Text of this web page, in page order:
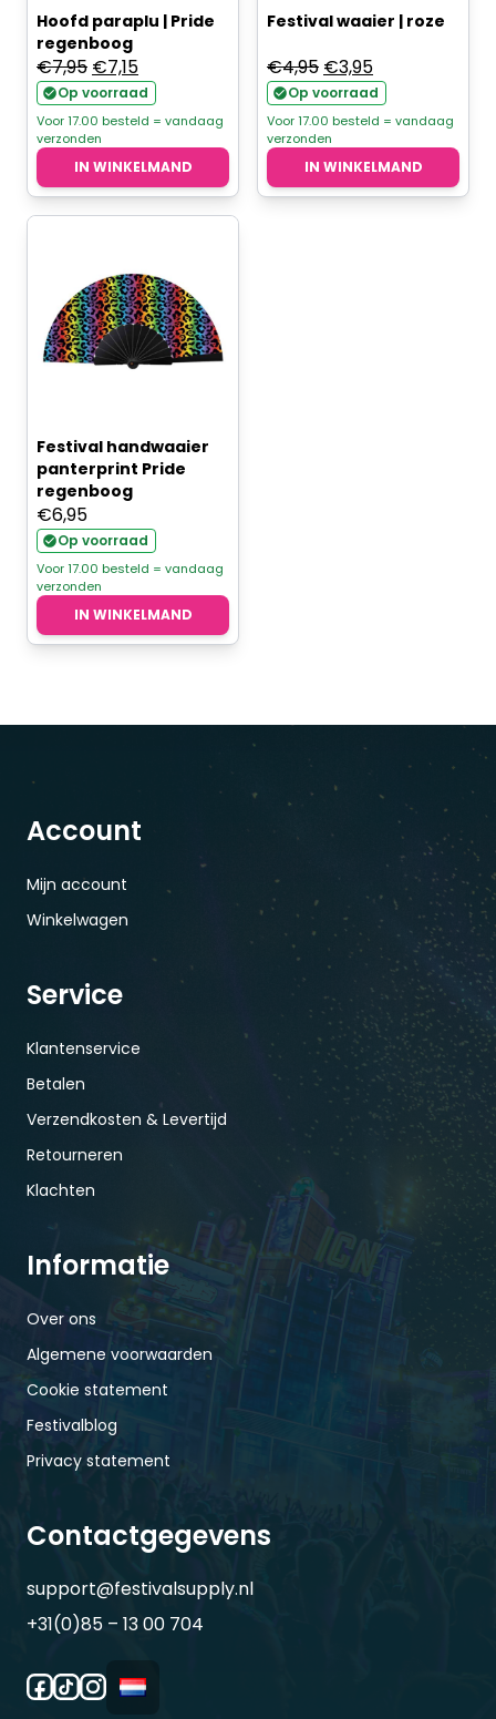
Hoofd paraplu | Pride
regenboog
€7,95 Oorspronkelijke
prijs
was:
€7,95.
€7,15Huidige
prijs
is:
€7,15.
Op voorraad
Voor 17.00 besteld = vandaag
verzonden
IN WINKELMAND
Festival waaier | roze
€4,95 Oorspronkelijke
prijs
was:
€4,95.
€3,95Huidige
prijs
is:
€3,95.
Op voorraad
Voor 17.00 besteld = vandaag
verzonden
IN WINKELMAND
Festival handwaaier
panterprint Pride
regenboog
€6,95
Op voorraad
Voor 17.00 besteld = vandaag
verzonden
IN WINKELMAND
Account
Mijn account
Winkelwagen
Service
Klantenservice
Betalen
Verzendkosten & Levertijd
Retourneren
Klachten
Informatie
Over ons
Algemene voorwaarden
Cookie statement
Festivalblog
Privacy statement
Contactgegevens
support@festivalsupply.nl
+31(0)85 – 13 00 704